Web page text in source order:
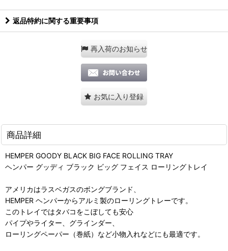
返品特約に関する重要事項
再入荷のお知らせ
お気に入り登録
商品詳細
HEMPER GOODY BLACK BIG FACE ROLLING TRAY
ヘンパー グッディ ブラック ビッグ フェイス ローリングトレイ
アメリカはラスベガスのボングブランド、
HEMPER ヘンパーからアルミ製のローリングトレーです。
このトレイではタバコをこぼしても安心
パイプやライター、グラインダー、
ローリングペーパー（巻紙）など小物入れなどにも最適です。